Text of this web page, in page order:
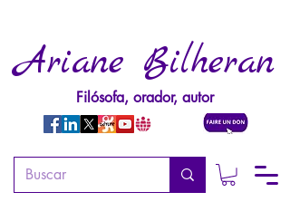
Ariane Bilheran
Filósofa, orador, autor
Danger en protection de
l'enfance